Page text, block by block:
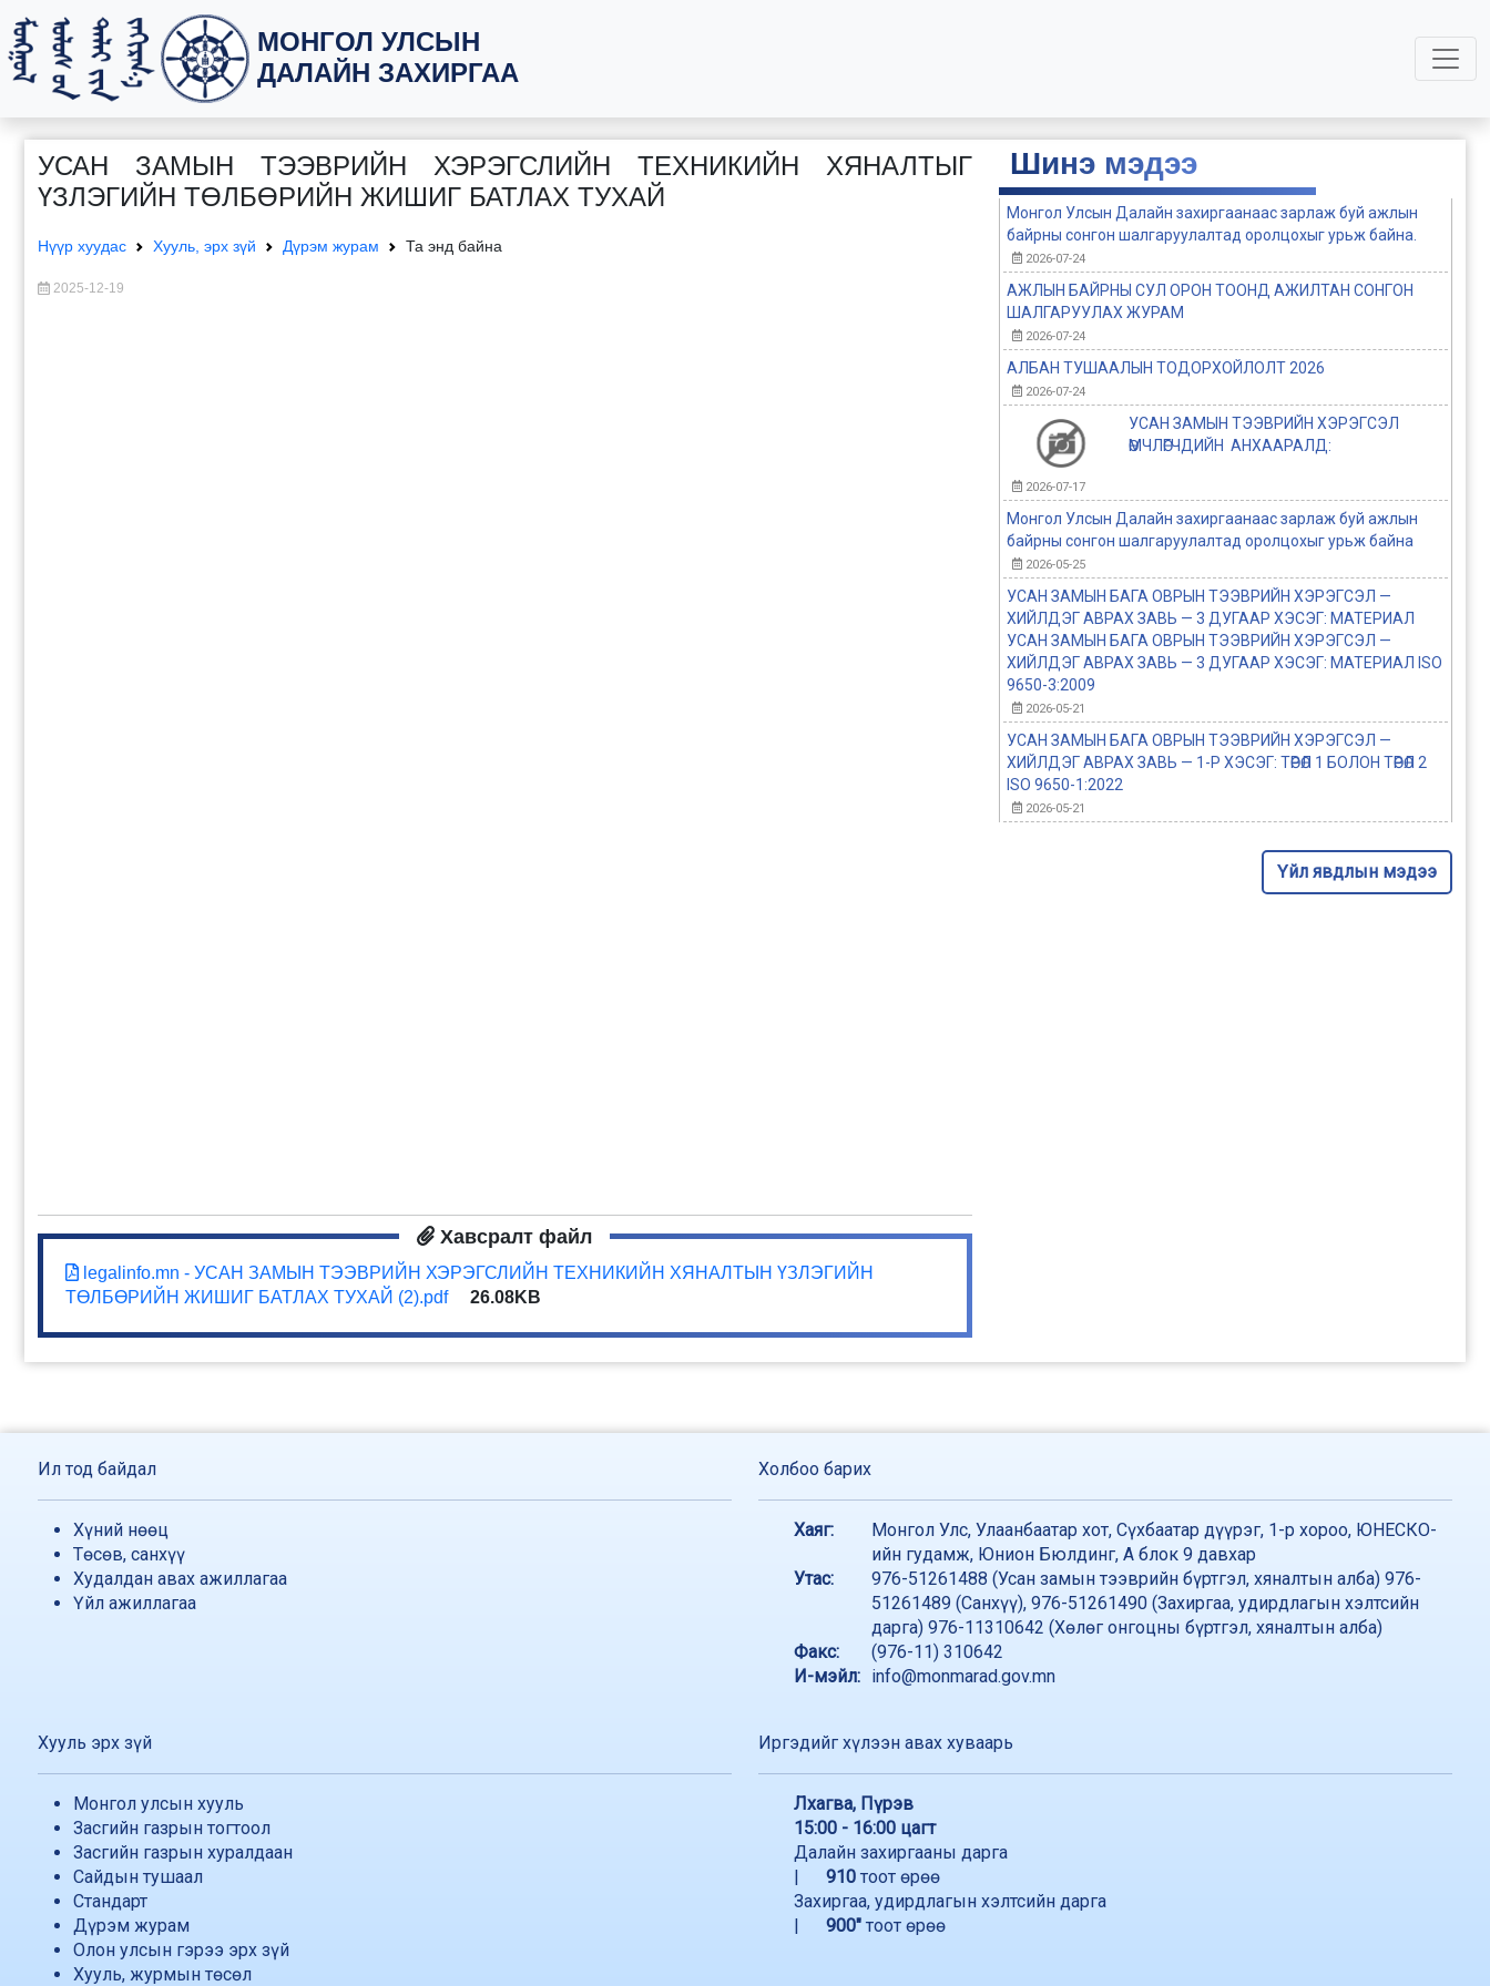
МОНГОЛ УЛСЫН
ДАЛАЙН ЗАХИРГАА
УСАН ЗАМЫН ТЭЭВРИЙН ХЭРЭГСЛИЙН ТЕХНИКИЙН ХЯНАЛТЫГ
ҮЗЛЭГИЙН ТӨЛБӨРИЙН ЖИШИГ БАТЛАХ ТУХАЙ
Нүүр хуудас Хууль, эрх зүй Дүрэм журам Та энд байна
2025-12-19
Хавсралт файл
legalinfo.mn - УСАН ЗАМЫН ТЭЭВРИЙН ХЭРЭГСЛИЙН ТЕХНИКИЙН ХЯНАЛТЫН ҮЗЛЭГИЙН
ТӨЛБӨРИЙН ЖИШИГ БАТЛАХ ТУХАЙ (2).pdf
26.08KB
Шинэ мэдээ
Монгол Улсын Далайн захиргаанаас зарлаж буй ажлын
байрны сонгон шалгаруулалтад оролцохыг урьж байна.
2026-07-24
АЖЛЫН БАЙРНЫ СУЛ ОРОН ТООНД АЖИЛТАН СОНГОН
ШАЛГАРУУЛАХ ЖУРАМ
2026-07-24
АЛБАН ТУШААЛЫН ТОДОРХОЙЛОЛТ 2026
2026-07-24
2026-07-17
УСАН ЗАМЫН ТЭЭВРИЙН ХЭРЭГСЭЛ
ӨМЧЛӨГЧДИЙН АНХААРАЛД:
Монгол Улсын Далайн захиргаанаас зарлаж буй ажлын
байрны сонгон шалгаруулалтад оролцохыг урьж байна
2026-05-25
УСАН ЗАМЫН БАГА ОВРЫН ТЭЭВРИЙН ХЭРЭГСЭЛ —
ХИЙЛДЭГ АВРАХ ЗАВЬ — 3 ДУГААР ХЭСЭГ: МАТЕРИАЛ
УСАН ЗАМЫН БАГА ОВРЫН ТЭЭВРИЙН ХЭРЭГСЭЛ —
ХИЙЛДЭГ АВРАХ ЗАВЬ — 3 ДУГААР ХЭСЭГ: МАТЕРИАЛ ISO
9650-3:2009
2026-05-21
УСАН ЗАМЫН БАГА ОВРЫН ТЭЭВРИЙН ХЭРЭГСЭЛ —
ХИЙЛДЭГ АВРАХ ЗАВЬ — 1-Р ХЭСЭГ: ТӨРӨЛ 1 БОЛОН ТӨРӨЛ 2
ISO 9650-1:2022
2026-05-21
Үйл явдлын мэдээ
Ил тод байдал
Хүний нөөц
Төсөв, санхүү
Худалдан авах ажиллагаа
Үйл ажиллагаа
Холбоо барих
Хаяг:
Монгол Улс, Улаанбаатар хот, Сүхбаатар дүүрэг, 1-р хороо, ЮНЕСКО-
ийн гудамж, Юнион Бюлдинг, А блок 9 давхар
Утас:
976-51261488 (Усан замын тээврийн бүртгэл, хяналтын алба) 976-
51261489 (Санхүү), 976-51261490 (Захиргаа, удирдлагын хэлтсийн
дарга) 976-11310642 (Хөлөг онгоцны бүртгэл, хяналтын алба)
Факс:
(976-11) 310642
И-мэйл: info@monmarad.gov.mn
Хууль эрх зүй
Монгол улсын хууль
Засгийн газрын тогтоол
Засгийн газрын хуралдаан
Сайдын тушаал
Стандарт
Дүрэм журам
Олон улсын гэрээ эрх зүй
Хууль, журмын төсөл
Иргэдийг хүлээн авах хуваарь
Лхагва, Пүрэв
15:00 - 16:00 цагт
Далайн захиргааны дарга
|
910 тоот өрөө
Захиргаа, удирдлагын хэлтсийн дарга
|
900" тоот өрөө